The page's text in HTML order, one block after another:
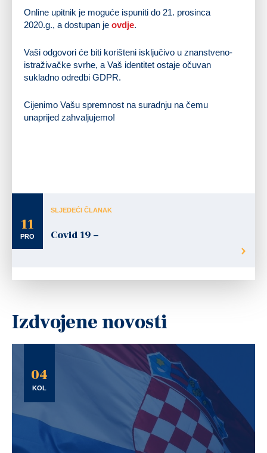
Online upitnik je moguće ispuniti do 21. prosinca
2020.g., a dostupan je ovdje.
Vaši odgovori će biti korišteni isključivo u znanstveno-
istraživačke svrhe, a Vaš identitet ostaje očuvan
sukladno odredbi GDPR.
Cijenimo Vašu spremnost na suradnju na čemu
unaprijed zahvaljujemo!
11
PRO
SLJEDEĆI ČLANAK
Covid 19 –
Izdvojene novosti
04
KOL